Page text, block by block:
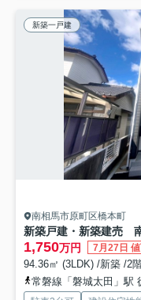
新築一戸建
南相馬市原町区橋本町
1,750万円 7月27日
94.36㎡ (3LDK) /新築 /2
常磐線「磐城太田」駅